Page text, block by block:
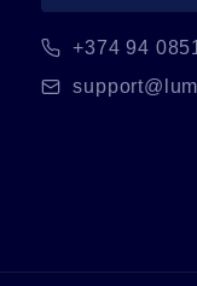
+374 94